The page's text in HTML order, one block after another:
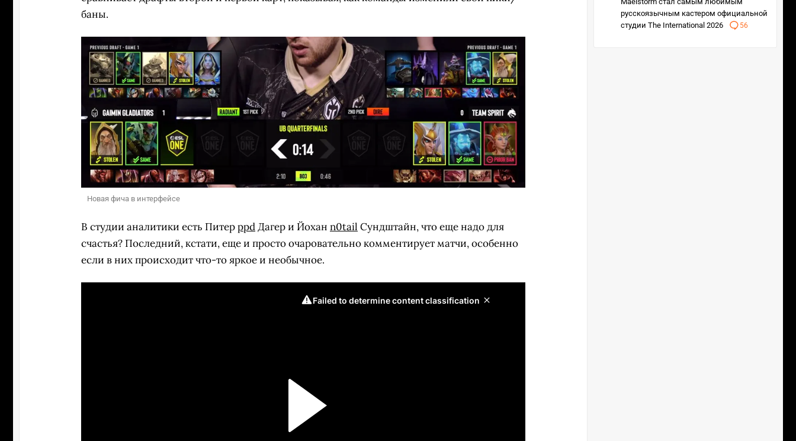
баны.
Новая фича в интерфейсе
В студии аналитики есть ПитерppdДагер и Йохан n0tail Сундштайн, что еще надо для
счастья? Последний, кстати, еще и просто очаровательно комментирует матчи, особенно
если в них происходит что-то яркое и необычное.
русскоязычным кастером официальной
студии The International 2026
56